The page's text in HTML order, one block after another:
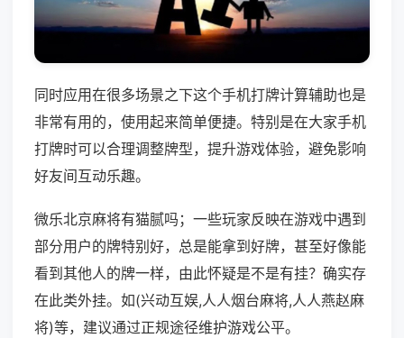
同时应用在很多场景之下这个手机打牌计算辅助也是
非常有用的，使用起来简单便捷。特别是在大家手机
打牌时可以合理调整牌型，提升游戏体验，避免影响
好友间互动乐趣。
微乐北京麻将有猫腻吗；一些玩家反映在游戏中遇到
部分用户的牌特别好，总是能拿到好牌，甚至好像能
看到其他人的牌一样，由此怀疑是不是有挂？确实存
在此类外挂。如(兴动互娱,人人烟台麻将,人人燕赵麻
将)等，建议通过正规途径维护游戏公平。